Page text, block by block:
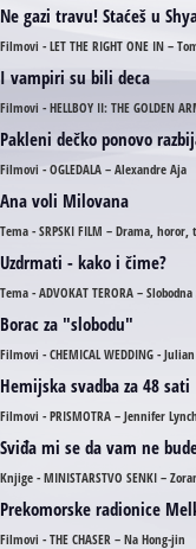
Ne gazi travu! Staćeš u
Filmovi - LET THE RIGHT ONE IN –
I vampiri su bili deca
Filmovi - HELLBOY II: THE GOLDEN
Pakleni dečko ponovo
Filmovi - OGLEDALA – Alexandre Aja
Ana voli Milovana
Tema - SRPSKI FILM – Drama,
Uzdrmati - kako i čime?
Tema - ADVOKAT TERORA –
Borac za "slobodu"
Filmovi - CHEMICAL WEDDING -
Hemijska svadba za 48 sati
Filmovi - PRISMOTRA – Jennifer Lynch
Sviđa mi se da vam ne
Knjige - MINISTARSTVO SENKI –
Prekomorske radionice
Filmovi - THE CHASER – Na Hong-jin